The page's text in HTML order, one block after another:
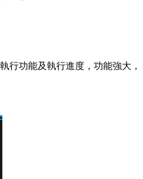
行功能及執行進度，功能強大，